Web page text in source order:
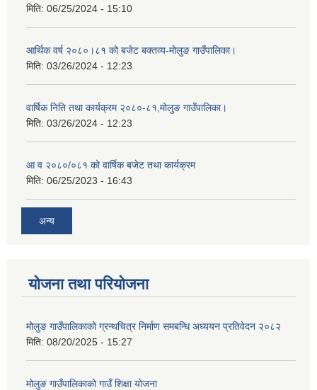
मिति: 06/25/2024 - 15:10
आर्थिक वर्ष २०८०।८१ को बजेट बक्तव्य-मोलुङ गाउँपालिका।
मिति: 03/26/2024 - 12:23
वार्षिक निति तथा कार्यक्रम २०८०-८१,मोलुङ गाउँपालिका।
मिति: 03/26/2024 - 12:23
आ व २०८०/०८१ को वार्षिक बजेट तथा कार्यक्रम
मिति: 06/25/2023 - 16:43
अन्य
योजना तथा परियोजना
मोलुङ गाउँपालिकाको ग्रन्थचित्र निर्माण समबन्धि अध्ययन प्रतिवेदन २०८२
मिति: 08/20/2025 - 15:27
मोलुङ गाउँपालिकाको गाउँ शिक्षा योजना